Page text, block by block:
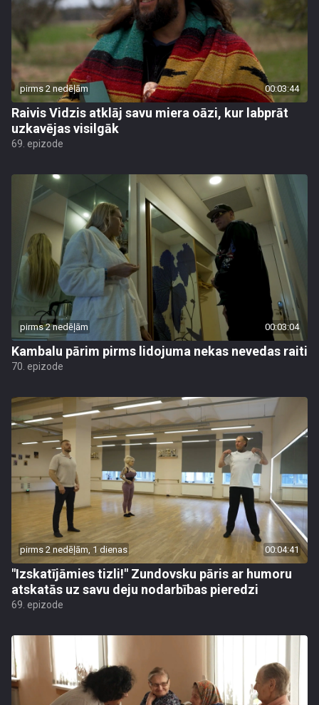
pirms 2 nedēļām 00:03:44
Raivis Vidzis atklāj savu miera oāzi, kur labprāt
uzkavējas visilgāk
69. epizode
pirms 2 nedēļām 00:03:04
Kambalu pārim pirms lidojuma nekas nevedas raiti
70. epizode
pirms 2 nedēļām, 1 dienas 00:04:41
"Izskatījāmies tizli!" Zundovsku pāris ar humoru
atskatās uz savu deju nodarbības pieredzi
69. epizode